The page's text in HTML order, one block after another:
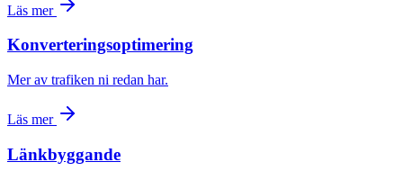
Läs mer
Konverteringsoptimering
Mer av trafiken ni redan har.
Läs mer
Länkbyggande